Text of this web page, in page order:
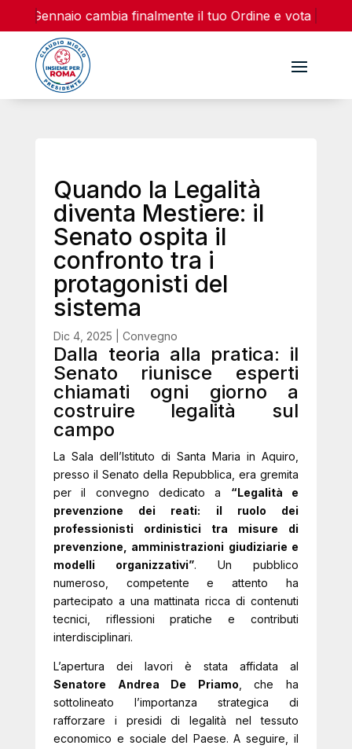
16 Gennaio cambia finalmente il tuo Ordine e vota la lista
Quando la Legalità
diventa Mestiere: il
Senato ospita il
confronto tra i
protagonisti del
sistema
Dic 4, 2025 |Convegno
Dalla teoria alla pratica: il
Senato riunisce esperti
chiamati ogni giorno a
costruire legalità sul
campo
La Sala dell’Istituto di Santa Maria in Aquiro,
presso il Senato della Repubblica, era gremita
per il convegno dedicato a “Legalità e
prevenzione dei reati: il ruolo dei
professionisti ordinistici tra misure di
prevenzione, amministrazioni giudiziarie e
modelli organizzativi”. Un pubblico
numeroso, competente e attento ha
partecipato a una mattinata ricca di contenuti
tecnici, riflessioni pratiche e contributi
interdisciplinari.
L’apertura dei lavori è stata affidata al
Senatore Andrea De Priamo , che ha
sottolineato l’importanza strategica di
rafforzare i presidi di legalità nel tessuto
economico e sociale del Paese. A seguire, il